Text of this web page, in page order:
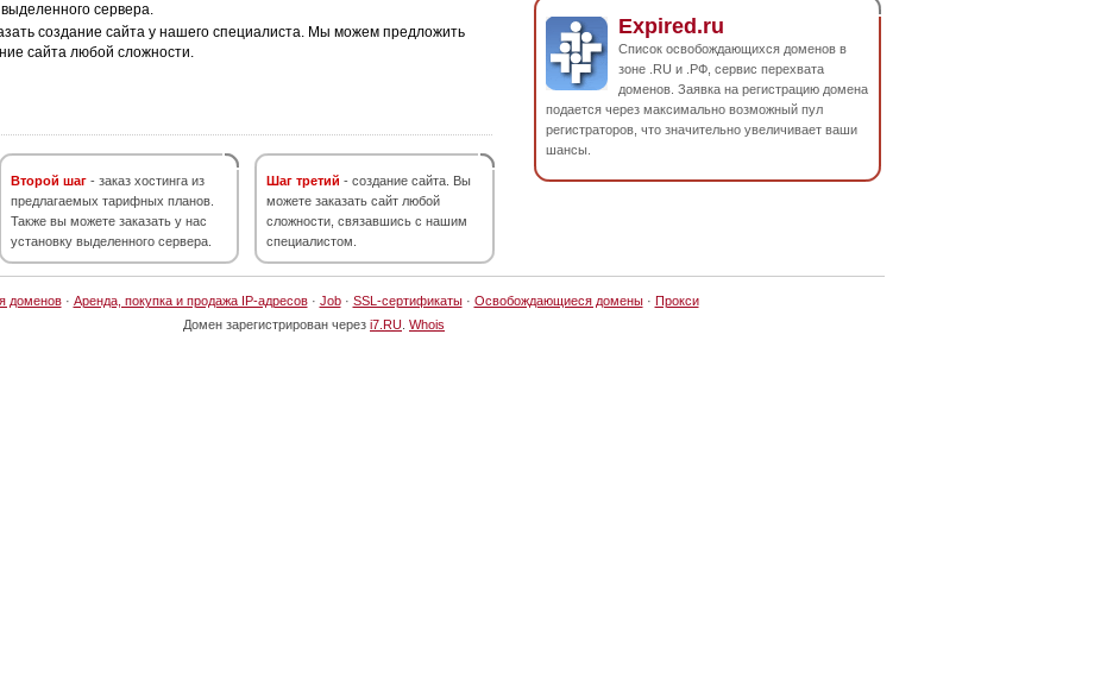
выделенного сервера.
создание сайта у нашего специалиста. Мы можем предложить
сайта любой сложности.
Второй шаг - заказ хостинга из
предлагаемых тарифных планов.
Также вы можете заказать у нас
установку выделенного сервера.
Шаг третий - создание сайта. Вы
можете заказать сайт любой
сложности, связавшись с нашим
специалистом.
Expired.ru
Список освобождающихся доменов в
зоне .RU и .РФ, сервис перехвата
доменов. Заявка на регистрацию домена
подается через максимально возможный пул
регистраторов, что значительно увеличивает ваши
шансы.
доменов· Аренда, покупка и продажа IP-адресов· Job· SSL-сертификаты· Освобождающиеся домены· Прокси
Домен зарегистрирован через i7.RU Whois